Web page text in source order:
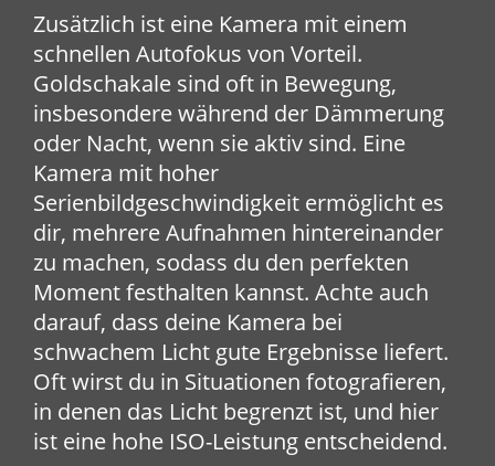
Zusätzlich ist eine Kamera mit einem
schnellen Autofokus von Vorteil.
Goldschakale sind oft in Bewegung,
insbesondere während der Dämmerung
oder Nacht, wenn sie aktiv sind. Eine
Kamera mit hoher
Serienbildgeschwindigkeit ermöglicht es
dir, mehrere Aufnahmen hintereinander
zu machen, sodass du den perfekten
Moment festhalten kannst. Achte auch
darauf, dass deine Kamera bei
schwachem Licht gute Ergebnisse liefert.
Oft wirst du in Situationen fotografieren,
in denen das Licht begrenzt ist, und hier
ist eine hohe ISO-Leistung entscheidend.